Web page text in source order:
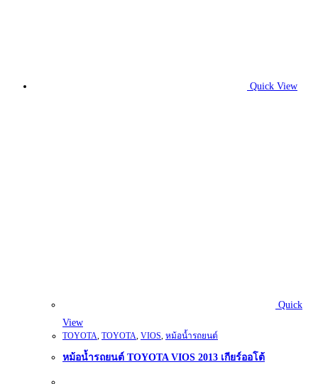
Quick View
Quick
View
TOYOTA, TOYOTA, VIOS, หม้อน้ำรถยนต์
หม้อน้ำรถยนต์ TOYOTA VIOS 2013 เกียร์ออโต้